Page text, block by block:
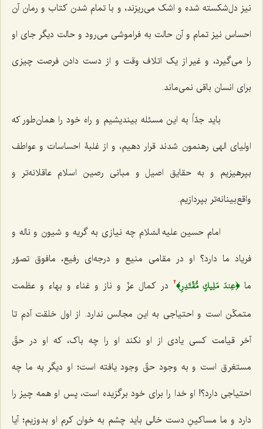
نیز دل‌شکسته شده و اشک می‌ریزند، و با تمام شدن کتاب و رمان آن
احساس نیز تمام و آن حالت به فراموشی می‌رود و حالت دیگر جای او
را می‌گیرد، و غیر از یک اتلاف وقت و از دست دادن فرصت چیزی
برای انسان باقی نمی‌ماند.
باید جدّاً به این مسئله بیندیشیم و راه خود را همان‌طور که
اولیای الهی رهنمون شدند قرار دهیم، و از غلبۀ احساسات و عواطف
بپرهیزیم و به حقایق اصیل و مبانی رصین اسلام عاقلانه‌تر و
واقع‌بینانه‌تر بپردازیم.
امام حسین علیه السّلام چه نیازی به گریه و شیون و ناله و
فریاد ما دارد؟ او در مقامی منیع و درجه‌ای رفیع، مافوق تصوّر
ما﴿عِندَ مَلِيكٖ مُّقۡتَدِرِ﴾2
در کمال عزّ و ناز و غناء و بهاء و عظمت
متمکّن است و احتیاجی به این مجالس ندارد. از اول خلقت آدم تا
آخر قیامت کسی یادی از او نکند او را چه باک، که او در حقّ
مستغرق است و به وجود حقّ وجود یافته است؛ او دیگر به ما چه
احتیاجی دارد؟! او خدا را برای خود برگزیده است، پس او همه چیز را
دارد و ما مساکینِ دست خالی باید چشم به خوان کرم او بدوزیم؛ آیا